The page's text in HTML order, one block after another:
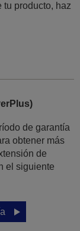
tu producto, haz
de garantía
obtener más
de
el siguiente